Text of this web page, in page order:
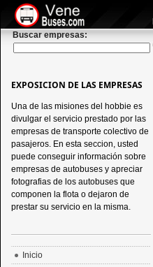
Buscar empresas:
EXPOSICION DE LAS EMPRESAS
Una de las misiones del hobbie es
divulgar el servicio prestado por las
empresas de transporte colectivo de
pasajeros. En esta seccion, usted
puede conseguir información sobre
empresas de autobuses y apreciar
fotografias de los autobuses que
componen la flota o dejaron de
prestar su servicio en la misma.
Inicio